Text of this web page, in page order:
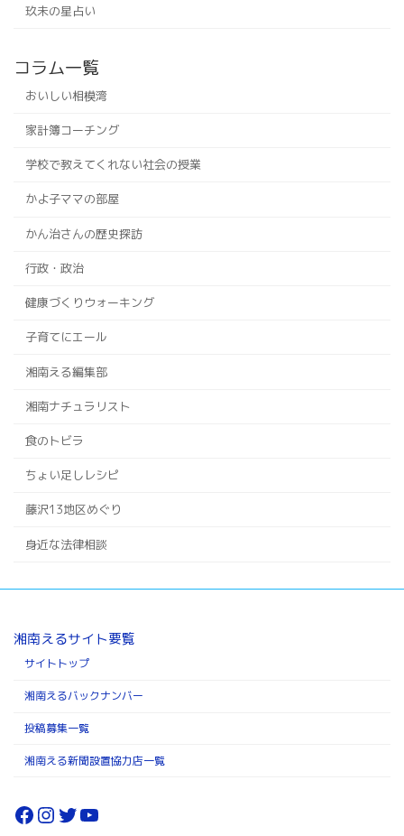
玖未の星占い
コラム一覧
おいしい相模湾
家計簿コーチング
学校で教えてくれない社会の授業
かよ子ママの部屋
かん治さんの歴史探訪
行政・政治
健康づくりウォーキング
子育てにエール
湘南える編集部
湘南ナチュラリスト
食のトビラ
ちょい足しレシピ
藤沢13地区めぐり
身近な法律相談
湘南えるサイト要覧
サイトトップ
湘南えるバックナンバー
投稿募集一覧
湘南える新聞設置協力店一覧
Facebook
Instagram
Twitter
YouTube